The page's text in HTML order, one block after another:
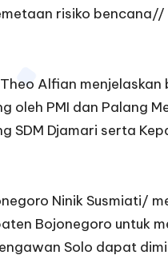
risiko
Alfian
oleh PMI dan Palang
SDM Djamari serta
Ninik
Bojonegoro untuk
Solo dapat